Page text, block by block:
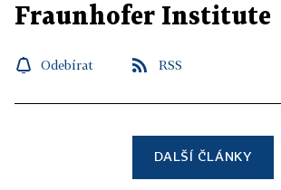
Fraunhofer Institute
Odebírat RSS
DALŠÍ ČLÁNKY